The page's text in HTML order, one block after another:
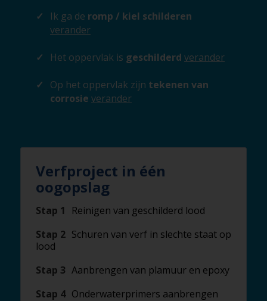
Ik ga de romp / kiel schilderen
verander
Het oppervlak is geschilderd verander
Op het oppervlak zijn tekenen van
corrosie verander
Verfproject in één
oogopslag
Stap 1
Reinigen van geschilderd lood
Stap 2 Schuren van verf in slechte staat op
lood
Stap 3 Aanbrengen van plamuur en epoxy
Stap 4 Onderwaterprimers aanbrengen